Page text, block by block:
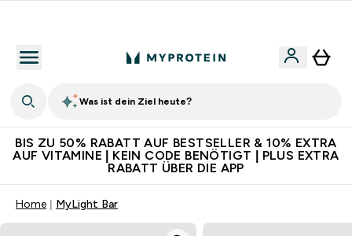
Was ist dein Ziel heute?
BIS ZU 50% RABATT AUF BESTSELLER & 10% EXTRA
AUF VITAMINE | KEIN CODE BENÖTIGT | PLUS EXTRA
RABATT ÜBER DIE APP
Home MyLight Bar